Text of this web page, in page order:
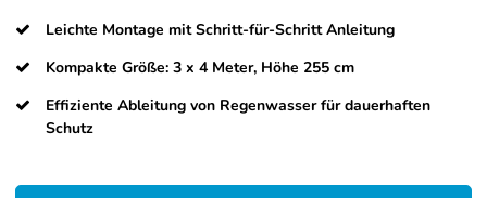
Leichte Montage mit Schritt-für-Schritt Anleitung
Kompakte Größe: 3 x 4 Meter, Höhe 255 cm
Effiziente Ableitung von Regenwasser für dauerhaften
Schutz